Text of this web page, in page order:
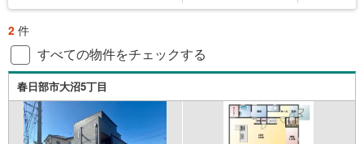
2 件
すべての物件をチェックする
春日部市大沼5丁目